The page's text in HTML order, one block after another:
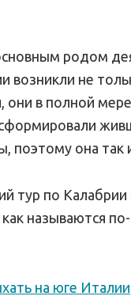
родом
возникли не
они в полной
поэтому она так
тур по
называются
на юге Италии